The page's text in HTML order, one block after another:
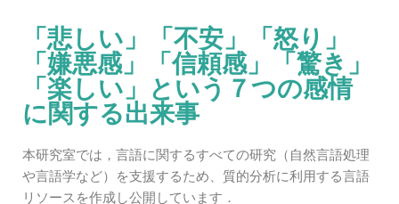
「悲しい」「不安」「怒り」
「嫌悪感」「信頼感」「驚き」
「楽しい」という７つの感情
に関する出来事
本研究室では，言語に関するすべての研究（自然言語処理
や言語学など）を支援するため、質的分析に利用する言語
リソースを作成し公開しています．